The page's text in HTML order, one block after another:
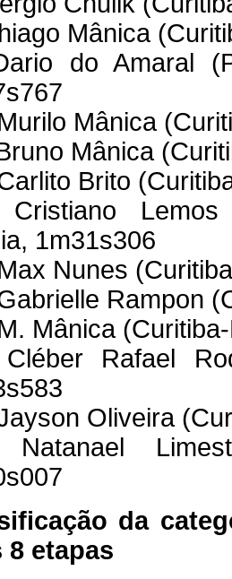
Mânica
do Amaral
Mânica
Mânica
Brito
Cristiano
1m31s306
Nunes
Rampon
Mânica
Cléber Rafael
Oliveira
Natanael
da
8 etapas